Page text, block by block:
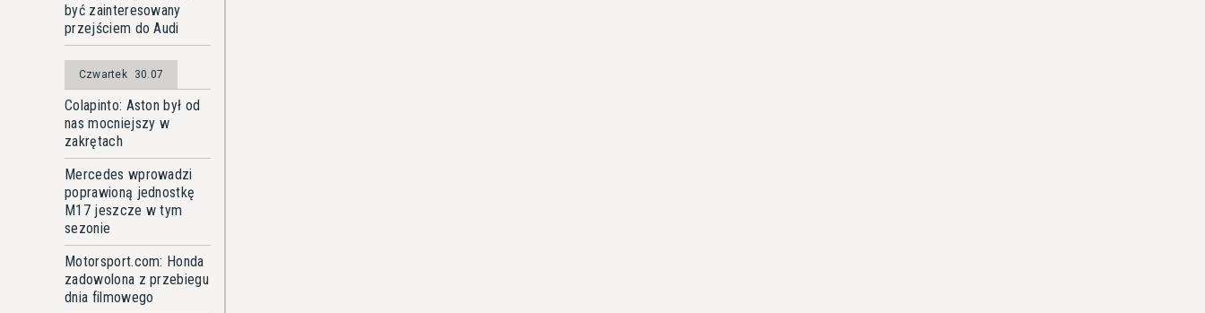
być zainteresowany
przejściem do Audi
Czwartek 30.07
Colapinto: Aston był od
nas mocniejszy w
zakrętach
Mercedes wprowadzi
poprawioną jednostkę
M17 jeszcze w tym
sezonie
Motorsport.com: Honda
zadowolona z przebiegu
dnia filmowego